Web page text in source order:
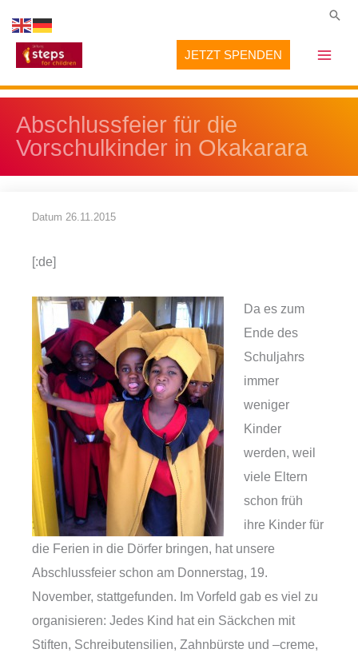
Inhalt
springen
JETZT SPENDEN
Abschlussfeier für die
Vorschulkinder in Okakarara
Datum 26.11.2015
[:de]
Da es zum
Ende des
Schuljahrs
immer
weniger
Kinder
werden, weil
viele Eltern
schon früh
ihre Kinder für
die Ferien in die Dörfer bringen, hat unsere
Abschlussfeier schon am Donnerstag, 19.
November, stattgefunden. Im Vorfeld gab es viel zu
organisieren: Jedes Kind hat ein Säckchen mit
Stiften, Schreibutensilien, Zahnbürste und –creme,